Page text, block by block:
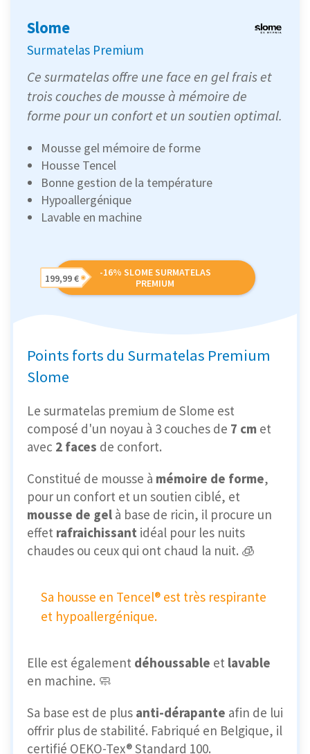
Slome
Surmatelas Premium
Ce surmatelas offre une face en gel frais et
trois couches de mousse à mémoire de
forme pour un confort et un soutien optimal.
Mousse gel mémoire de forme
Housse Tencel
Bonne gestion de la température
Hypoallergénique
Lavable en machine
-16% SLOME SURMATELAS
PREMIUM
199,99 €
Points forts du Surmatelas Premium
Slome
Le surmatelas premium de Slome est
composé d'un noyau à 3 couches de 7 cm et
avec 2 faces de confort.
Constitué de mousse à mémoire de forme,
pour un confort et un soutien ciblé, et
mousse de gel à base de ricin, il procure un
effet rafraichissant idéal pour les nuits
chaudes ou ceux qui ont chaud la nuit. 🧊
Sa housse en Tencel® est très respirante
et hypoallergénique.
Elle est également déhoussable et lavable
en machine. 🧼
Sa base est de plus anti-dérapante afin de lui
offrir plus de stabilité. Fabriqué en Belgique, il
certifié OEKO-Tex®Standard 100.